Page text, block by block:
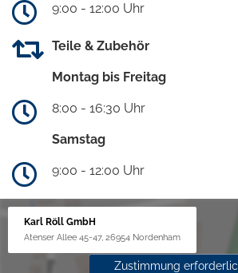
9:00 - 12:00 Uhr
Teile & Zubehör
Montag bis Freitag
8:00 - 16:30 Uhr
Samstag
9:00 - 12:00 Uhr
Karl Röll GmbH
Atenser Allee 45-47, 26954 Nordenham
Zustimmung